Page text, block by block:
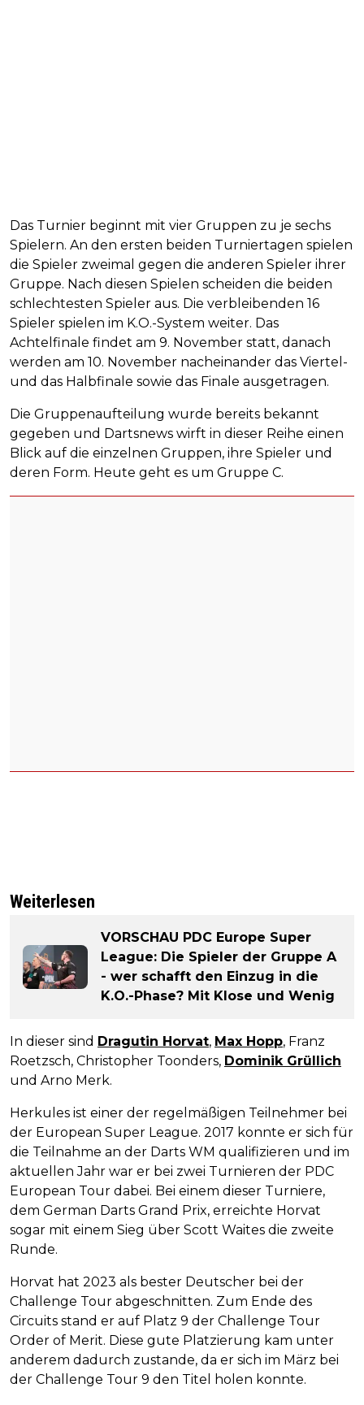
Das Turnier beginnt mit vier Gruppen zu je sechs
Spielern. An den ersten beiden Turniertagen spielen
die Spieler zweimal gegen die anderen Spieler ihrer
Gruppe. Nach diesen Spielen scheiden die beiden
schlechtesten Spieler aus. Die verbleibenden 16
Spieler spielen im K.O.-System weiter. Das
Achtelfinale findet am 9. November statt, danach
werden am 10. November nacheinander das Viertel-
und das Halbfinale sowie das Finale ausgetragen.
Die Gruppenaufteilung wurde bereits bekannt
gegeben und Dartsnews wirft in dieser Reihe einen
Blick auf die einzelnen Gruppen, ihre Spieler und
deren Form. Heute geht es um Gruppe C.
Weiterlesen
VORSCHAU PDC Europe Super
League: Die Spieler der Gruppe A
- wer schafft den Einzug in die
K.O.-Phase? Mit Klose und Wenig
In dieser sind Dragutin Horvat, Max Hopp, Franz
Roetzsch, Christopher Toonders, Dominik Grüllich
und Arno Merk.
Herkules ist einer der regelmäßigen Teilnehmer bei
der European Super League. 2017 konnte er sich für
die Teilnahme an der Darts WM qualifizieren und im
aktuellen Jahr war er bei zwei Turnieren der PDC
European Tour dabei. Bei einem dieser Turniere,
dem German Darts Grand Prix, erreichte Horvat
sogar mit einem Sieg über Scott Waites die zweite
Runde.
Horvat hat 2023 als bester Deutscher bei der
Challenge Tour abgeschnitten. Zum Ende des
Circuits stand er auf Platz 9 der Challenge Tour
Order of Merit. Diese gute Platzierung kam unter
anderem dadurch zustande, da er sich im März bei
der Challenge Tour 9 den Titel holen konnte.